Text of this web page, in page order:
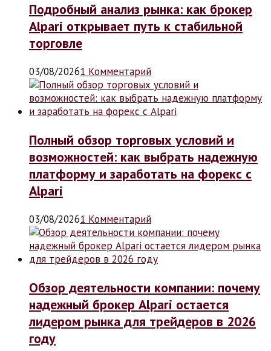
Подробный анализ рынка: как брокер
Alpari открывает путь к стабильной
торговле
03/08/20261 Комментарий
Полный обзор торговых условий и
возможностей: как выбрать надежную
платформу и заработать на форекс с
Alpari
03/08/20261 Комментарий
Обзор деятельности компании: почему
надежный брокер Alpari остается
лидером рынка для трейдеров в 2026
году